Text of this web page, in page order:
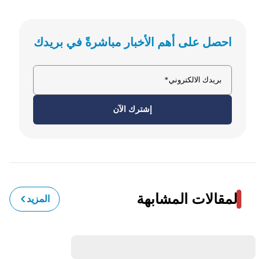
احصل على أهم الأخبار مباشرةً في بريدك
إشترك الآن
المقالات المشابهة المزيد